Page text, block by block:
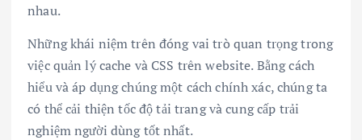
nhau.
Những khái niệm trên đóng vai trò quan trọng trong
việc quản lý cache và CSS trên website. Bằng cách
hiểu và áp dụng chúng một cách chính xác, chúng ta
có thể cải thiện tốc độ tải trang và cung cấp trải
nghiệm người dùng tốt nhất.